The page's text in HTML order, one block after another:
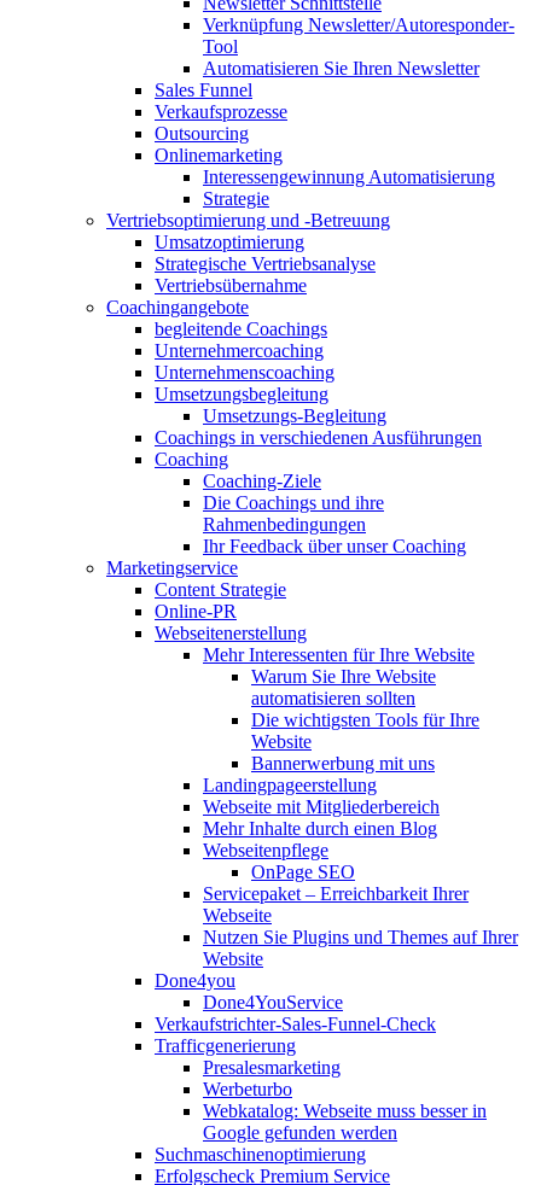
Verknüpfung Newsletter/Autoresponder-
Tool
Automatisieren Sie Ihren Newsletter
Sales Funnel
Verkaufsprozesse
Outsourcing
Onlinemarketing
Interessengewinnung Automatisierung
Strategie
Vertriebsoptimierung und -Betreuung
Umsatzoptimierung
Strategische Vertriebsanalyse
Vertriebsübernahme
Coachingangebote
begleitende Coachings
Unternehmercoaching
Unternehmenscoaching
Umsetzungsbegleitung
Umsetzungs-Begleitung
Coachings in verschiedenen Ausführungen
Coaching
Coaching-Ziele
Die Coachings und ihre
Rahmenbedingungen
Ihr Feedback über unser Coaching
Marketingservice
Content Strategie
Online-PR
Webseitenerstellung
Mehr Interessenten für Ihre Website
Warum Sie Ihre Website
automatisieren sollten
Die wichtigsten Tools für Ihre
Website
Bannerwerbung mit uns
Landingpageerstellung
Webseite mit Mitgliederbereich
Mehr Inhalte durch einen Blog
Webseitenpflege
OnPage SEO
Servicepaket – Erreichbarkeit Ihrer
Webseite
Nutzen Sie Plugins und Themes auf Ihrer
Website
Done4you
Done4YouService
Verkaufstrichter-Sales-Funnel-Check
Trafficgenerierung
Presalesmarketing
Werbeturbo
Webkatalog: Webseite muss besser in
Google gefunden werden
Suchmaschinenoptimierung
Erfolgscheck Premium Service